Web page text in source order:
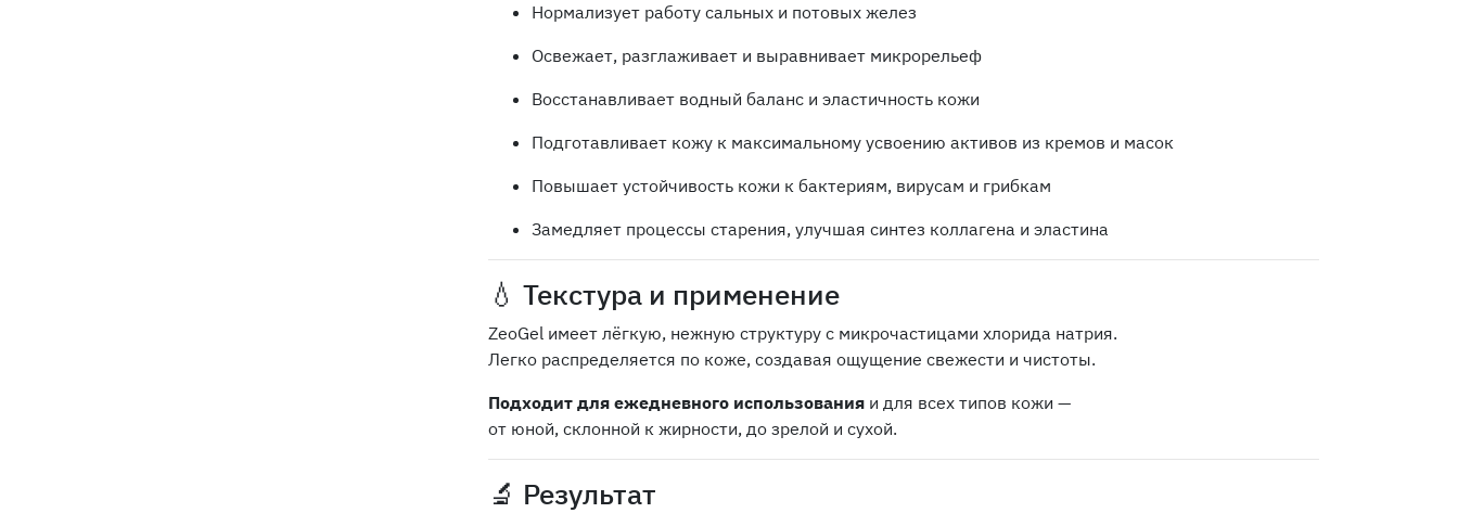
Нормализует работу сальных и потовых желез
Освежает, разглаживает и выравнивает микрорельеф
Восстанавливает водный баланс и эластичность кожи
Подготавливает кожу к максимальному усвоению активов из кремов и масок
Повышает устойчивость кожи к бактериям, вирусам и грибкам
Замедляет процессы старения, улучшая синтез коллагена и эластина
💧 Текстура и применение
ZeoGel имеет лёгкую, нежную структуру с микрочастицами хлорида натрия.
Легко распределяется по коже, создавая ощущение свежести и чистоты.
Подходит для ежедневного использования и для всех типов кожи —
от юной, склонной к жирности, до зрелой и сухой.
🔬 Результат